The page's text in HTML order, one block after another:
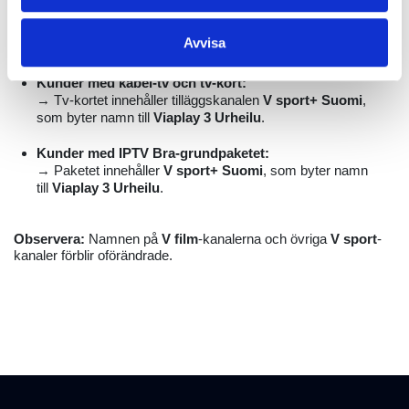
Avvisa
V premium:
Viaplay 1 Urheiluoch
Kunder med kabel-tv och tv-kort:
→ Tv-kortet innehåller tilläggskanalen V sport+ Suomi,
som byter namn till Viaplay 3 Urheilu.
Kunder med IPTV Bra-grundpaketet:
→ Paketet innehåller V sport+ Suomi, som byter namn
till Viaplay 3 Urheilu.
Observera: Namnen på V film-kanalerna och övriga V sport-
kanaler förblir oförändrade.